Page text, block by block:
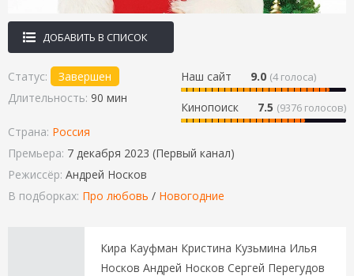
ДОБАВИТЬ В СПИСОК
Наш сайт 9.0 (4голоса)
Кинопоиск 7.5 (9376 голосов)
Статус:
Завершен
Длительность: 90 мин
Страна: Россия
Премьера: 7 декабря 2023 (Первый канал)
Режиссёр: Андрей Носков
В подборках: Про любовь / Новогодние
Кира Кауфман Кристина Кузьмина Илья
Носков Андрей Носков Сергей Перегудов